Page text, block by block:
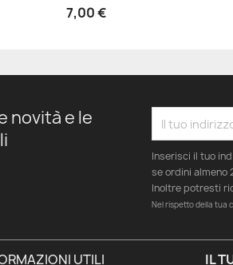
7,00 €
novità e le
Inserisci il tuo
se ordini almeno
Inoltre potresti
Nel rispetto della tua
UTILI IL